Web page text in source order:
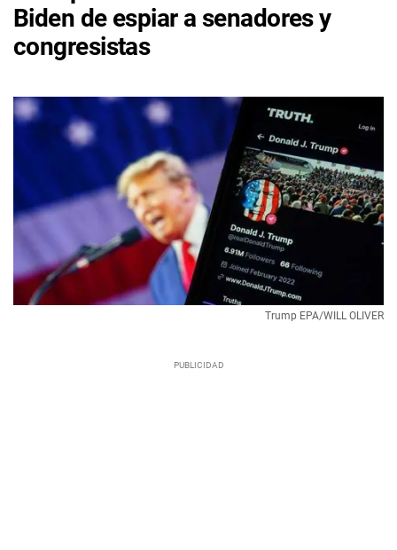
Biden de espiar a senadores y
congresistas
Trump EPA/WILL OLIVER